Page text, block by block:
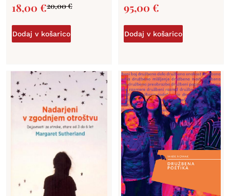
20,00€
18,00 €
Dodaj v košarico
95,00 €
Dodaj v košarico